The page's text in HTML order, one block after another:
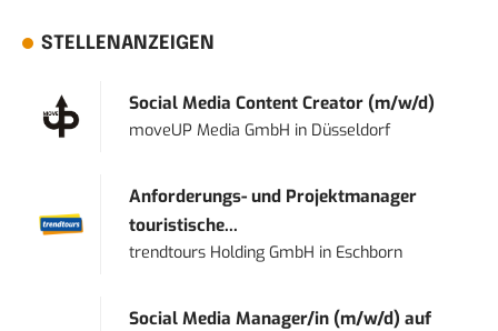
STELLENANZEIGEN
Social Media Content Creator (m/w/d)
moveUP Media GmbH in Düsseldorf
Anforderungs- und Projektmanager
touristische...
trendtours Holding GmbH in Eschborn
Social Media Manager/in (m/w/d) auf